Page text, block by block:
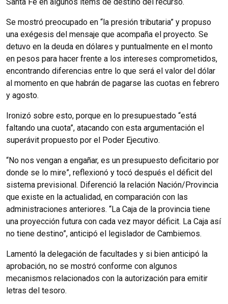
Se mostró preocupado en “la presión tributaria” y propuso
una exégesis del mensaje que acompaña el proyecto. Se
detuvo en la deuda en dólares y puntualmente en el monto
en pesos para hacer frente a los intereses comprometidos,
encontrando diferencias entre lo que será el valor del dólar
al momento en que habrán de pagarse las cuotas en febrero
y agosto.
Ironizó sobre esto, porque en lo presupuestado “está
faltando una cuota”, atacando con esta argumentación el
superávit propuesto por el Poder Ejecutivo.
“No nos vengan a engañar, es un presupuesto deficitario por
donde se lo mire”, reflexionó y tocó después el déficit del
sistema previsional. Diferenció la relación Nación/Provincia
que existe en la actualidad, en comparación con las
administraciones anteriores. “La Caja de la provincia tiene
una proyección futura con cada vez mayor déficit. La Caja así
no tiene destino”, anticipó el legislador de Cambiemos.
Lamentó la delegación de facultades y si bien anticipó la
aprobación, no se mostró conforme con algunos
mecanismos relacionados con la autorización para emitir
letras del tesoro.